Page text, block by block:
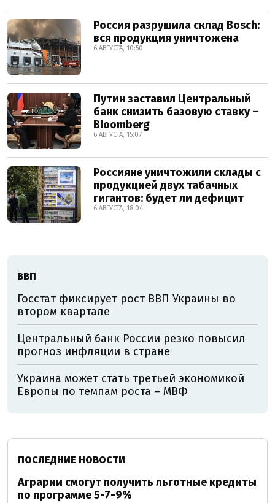
Россия разрушила склад Bosch:
вся продукция уничтожена
6 АВГУСТА, 10:50
Путин заставил Центральный
банк снизить базовую ставку –
Bloomberg
6 АВГУСТА, 15:07
Россияне уничтожили склады с
продукцией двух табачных
гигантов: будет ли дефицит
6 АВГУСТА, 18:04
ВВП
Госстат фиксирует рост ВВП Украины во
втором квартале
Центральный банк России резко повысил
прогноз инфляции в стране
Украина может стать третьей экономикой
Европы по темпам роста – МВФ
ПОСЛЕДНИЕ НОВОСТИ
Аграрии смогут получить льготные кредиты
по программе 5-7-9%